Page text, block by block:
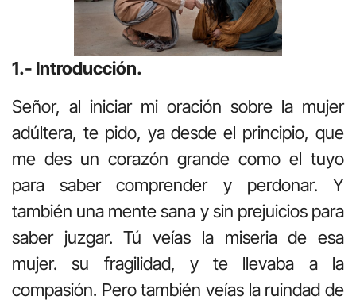
1.- Introducción.
Señor, al iniciar mi oración sobre la mujer
adúltera, te pido, ya desde el principio, que
me des un corazón grande como el tuyo
para saber comprender y perdonar. Y
también una mente sana y sin prejuicios para
saber juzgar. Tú veías la miseria de esa
mujer. su fragilidad, y te llevaba a la
compasión. Pero también veías la ruindad de